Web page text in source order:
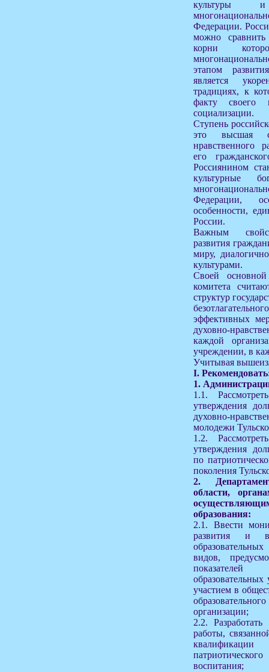
культуры
Федерации.
можно
корни
этапом
является
традициях, к
факту своего
социализации.
Ступень
это высшая
нравственного
его
Россиянином
культурные
Федерации,
особенности,
России.
Важным
развития
миру,
культурами.
Своей основной
комитета
структур
эффективных
духовно-
каждой
учреждении, в
Учитывая
I.
1.
1.1.
утверждения
духовно-
молодежи
1.2.
утверждения
по
поколения
2.
области,
образования:
2.1. Ввести
развития и
видов,
участием в
организации;
2.2.
работы,
воспитания;